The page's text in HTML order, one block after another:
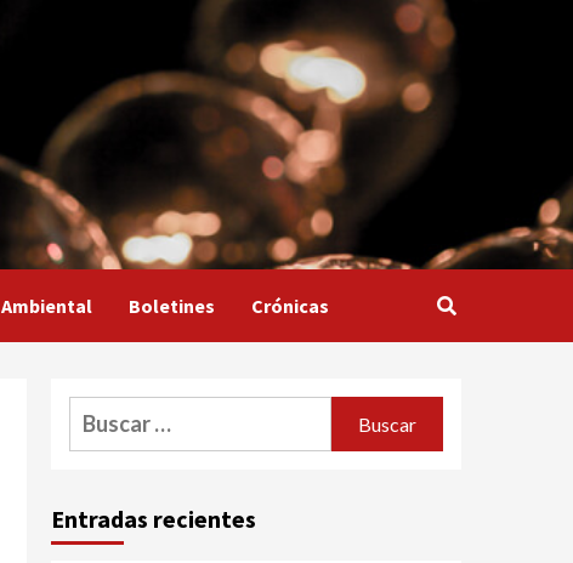
Ambiental Boletines Crónicas
Buscar:
Entradas recientes